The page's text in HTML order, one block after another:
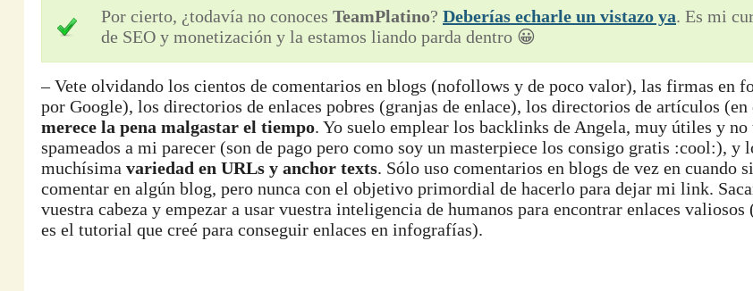
Por cierto, ¿todavía no conoces TeamPlatino? Deberías echarle un vistazo ya. Es mi
de SEO y monetización y la estamos liando parda dentro 😀
– Vete olvidando los cientos de comentarios en blogs (nofollows y de poco valor), las firmas en
por Google), los directorios de enlaces pobres (granjas de enlace), los directorios de artículos (en
merece la pena malgastar el tiempo. Yo suelo emplear los backlinks de Angela, muy útiles y
spameados a mi parecer (son de pago pero como soy un masterpiece los consigo gratis :cool:), y
muchísima variedad en URLs y anchor texts. Sólo uso comentarios en blogs de vez en cuando
comentar en algún blog, pero nunca con el objetivo primordial de hacerlo para dejar mi link.
vuestra cabeza y empezar a usar vuestra inteligencia de humanos para encontrar enlaces
es el tutorial que creé para conseguir enlaces en infografías).